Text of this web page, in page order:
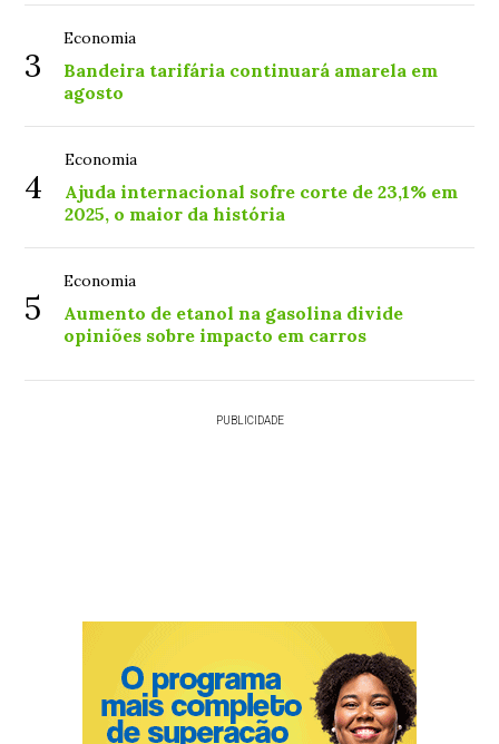
3
Economia
Bandeira tarifária continuará amarela em
agosto
4
Economia
Ajuda internacional sofre corte de 23,1% em
2025, o maior da história
5
Economia
Aumento de etanol na gasolina divide
opiniões sobre impacto em carros
PUBLICIDADE